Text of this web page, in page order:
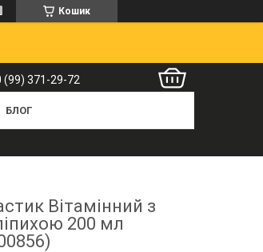
Кошик
(99) 371-29-72
БЛОГ
Вітамінний з
200 мл